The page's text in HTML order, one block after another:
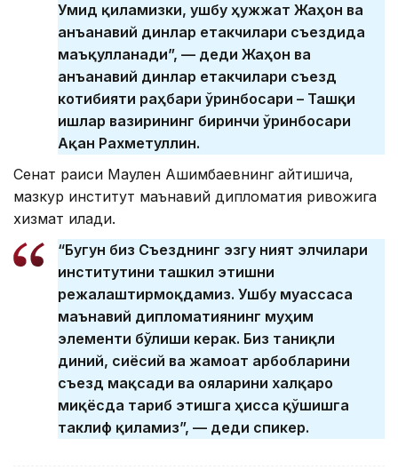
Умид қиламизки, ушбу ҳужжат Жаҳон ва
анъанавий динлар етакчилари съездида
маъқулланади”, — деди Жаҳон ва
анъанавий динлар етакчилари съезд
котибияти раҳбари ўринбосари – Ташқи
ишлар вазирининг биринчи ўринбосари
Ақан Рахметуллин.
Сенат раиси Маулен Ашимбаевнинг айтишича,
мазкур институт маънавий дипломатия ривожига
хизмат қилади.
“Бугун биз Съезднинг эзгу ният элчилари
институтини ташкил этишни
режалаштирмоқдамиз. Ушбу муассаса
маънавий дипломатиянинг муҳим
элементи бўлиши керак. Биз таниқли
диний, сиёсий ва жамоат арбобларини
съезд мақсади ва ғояларини халқаро
миқёсда тарғиб этишга ҳисса қўшишга
таклиф қиламиз”, — деди спикер.